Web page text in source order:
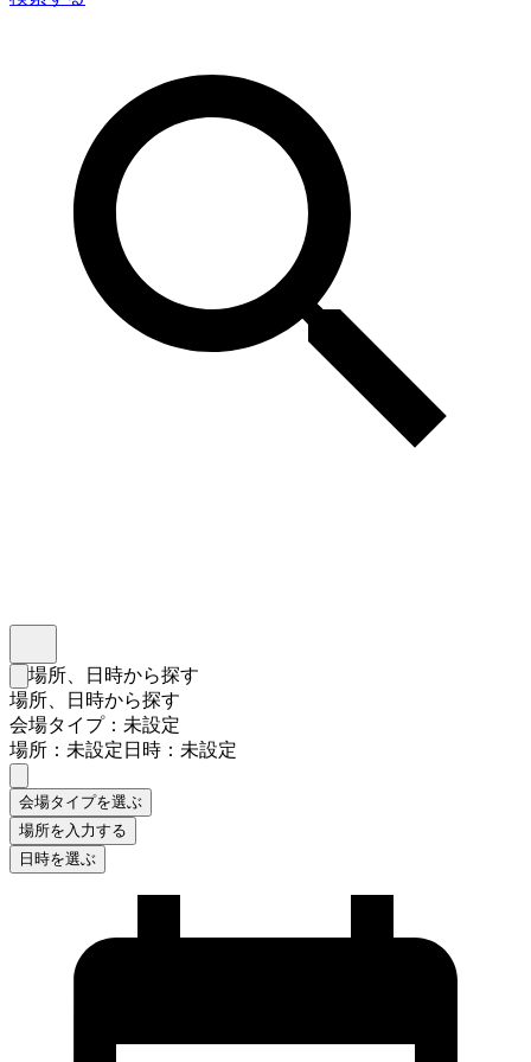
検索フォームを閉じる
場所、日時から探す
場所、日時から探す
会場タイプ：未設定
場所：未設定日時：未設定
会場タイプを選ぶ
場所を入力する
日時を選ぶ